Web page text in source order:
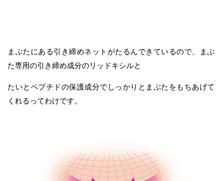
まぶたにある引き締めネットがたるんできているので、まぶ
た専用の引き締め成分のリッドキシルと
たいとペプチドの保護成分でしっかりとまぶたをもちあげて
くれるってわけです。